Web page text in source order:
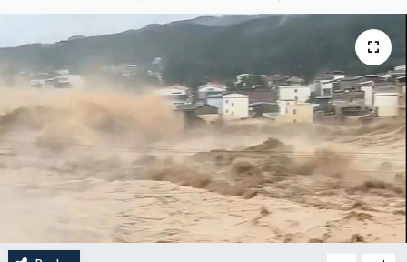
Bi̇li̇m & Teknoloji̇
Dünya
Eği̇ti̇m